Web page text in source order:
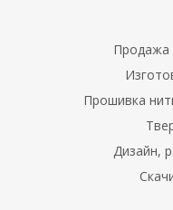
Продажа
Прошивка
Дизайн,